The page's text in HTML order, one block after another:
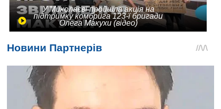
У Миколаєві пройшла акція на
підтримку комбрига 123-ї бригади
Олега Макухи (відео)